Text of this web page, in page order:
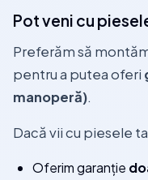
Pot veni cu
Preferăm să
pentru a putea oferi
manoperă).
Dacă vii cu piesele
Oferim garanție